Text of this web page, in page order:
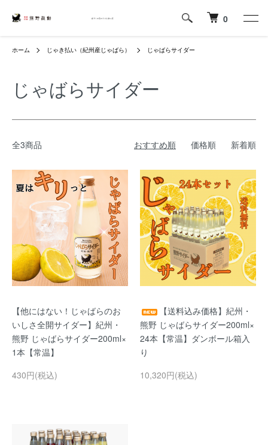
0
ホーム じゃき払い（紀州産じゃばら） じゃばらサイダー
じゃばらサイダー
全3商品 おすすめ順 価格順 新着順
【他にはない！じゃばらのお
いしさ全開サイダー】紀州・
熊野 じゃばらサイダー200ml×
1本【常温】
430円(税込)
【送料込み価格】紀州・
熊野 じゃばらサイダー200ml×
24本【常温】ダンボール箱入
り
10,320円(税込)